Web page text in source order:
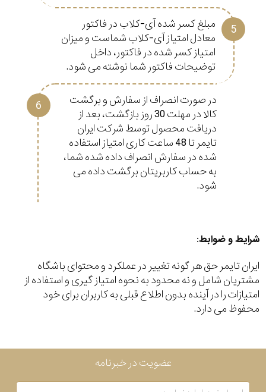
مبلغ کسر شده آی-کلاب در فاکتور
معادل امتیاز آی-کلاب شماست و میزان
امتیاز کسر شده در فاکتور، داخل
توضیحات فاکتور شما نوشته می شود.
در صورت انصراف از سفارش و برگشت
کالا در مهلت 30 روز بازگشت، بعد از
دریافت محصول توسط شرکت ایران
تایمر تا 48 ساعت کاری امتیاز استفاده
شده در سفارش انصراف داده شده شما،
به حساب کاربریتان برگشت داده می
شود.
شرایط و ضوابط:
ایران تایمر حق هر گونه تغییر در عملکرد و محتوای باشگاه
مشتریان شامل و نه محدود به نحوه امتیاز گیری و استفاده از
امتیازات را در آینده بدون اطلاع قبلی به کاربران برای خود
محفوظ می دارد.
عضویت در خبرنامه